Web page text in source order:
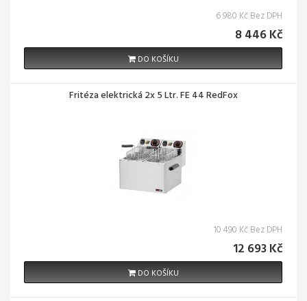
6 980 Kč Bez DPH
8 446 Kč
DO KOŠÍKU
Fritéza elektrická 2x 5 Ltr. FE 44 RedFox
10 490 Kč Bez DPH
12 693 Kč
DO KOŠÍKU